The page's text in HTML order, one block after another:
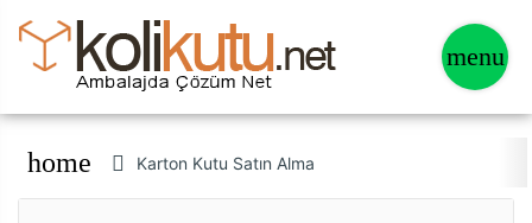
home Karton Kutu Satın Alma